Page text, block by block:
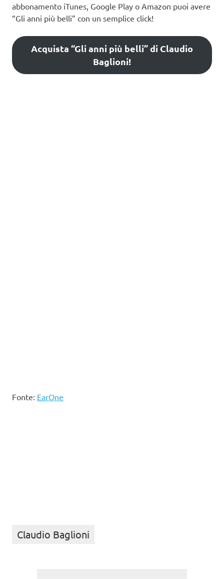
abbonamento iTunes, Google Play o Amazon puoi avere
“Gli anni più belli” con un semplice click!
Acquista “Gli anni più belli” di Claudio
Baglioni!
Fonte: EarOne
Claudio Baglioni